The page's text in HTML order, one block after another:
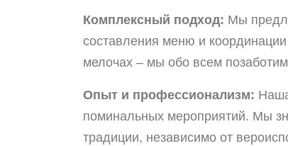
Комплексный подход: Мы
составления меню и
мелочах – мы обо всем
Опыт и профессионализм:
поминальных мероприятий. Мы
традиции, независимо от